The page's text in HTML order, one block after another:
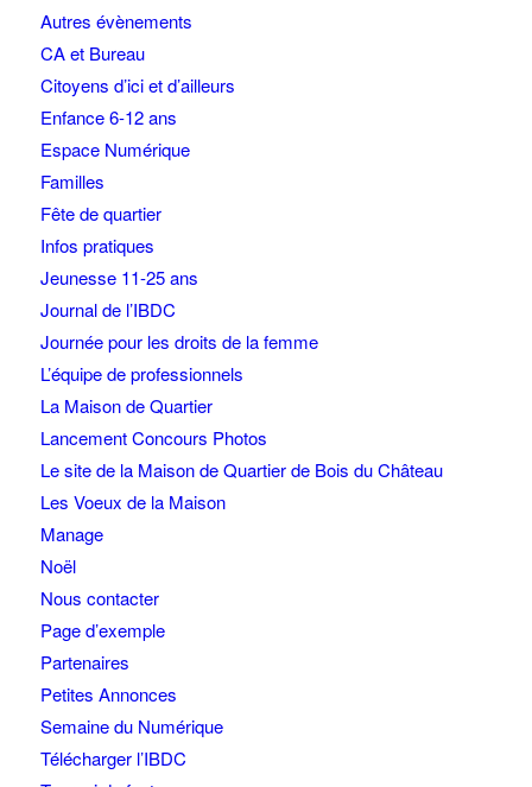
Autres évènements
CA et Bureau
Citoyens d’ici et d’ailleurs
Enfance 6-12 ans
Espace Numérique
Familles
Fête de quartier
Infos pratiques
Jeunesse 11-25 ans
Journal de l’IBDC
Journée pour les droits de la femme
L’équipe de professionnels
La Maison de Quartier
Lancement Concours Photos
Le site de la Maison de Quartier de Bois du Château
Les Voeux de la Maison
Manage
Noël
Nous contacter
Page d’exemple
Partenaires
Petites Annonces
Semaine du Numérique
Télécharger l’IBDC